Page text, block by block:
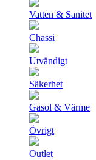
Vatten & Sanitet
Chassi
Utvändigt
Säkerhet
Gasol & Värme
Övrigt
Outlet